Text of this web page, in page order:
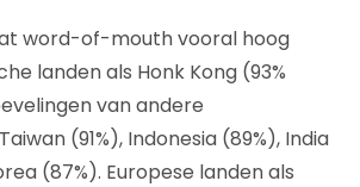
word-of-mouth vooral hoog
landen als Honk Kong (93%
van andere
(91%), Indonesia (89%), India
(87%). Europese landen als